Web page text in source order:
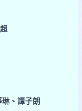
、譚子朗